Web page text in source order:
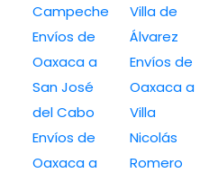
Campeche
Envíos de
Oaxaca a
San José
del Cabo
Envíos de
Oaxaca a
Villa de
Álvarez
Envíos de
Oaxaca a
Villa
Nicolás
Romero